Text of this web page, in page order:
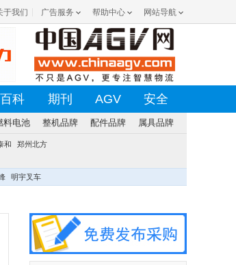
于我们 广告服务 帮助中心 网站导航
百科 期刊 AGV 安全
料电池 整机品牌 配件品牌 属具品牌
和 郑州北方
明宇叉车